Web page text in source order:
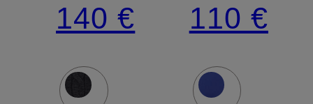
140 € 110 €